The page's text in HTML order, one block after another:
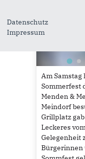
Am Samstag
Sommerfest
Menden &
Meindorf
Grillplatz
Leckeres
Gelegenheit
Bürgerinnen
Datenschutz
Impressum